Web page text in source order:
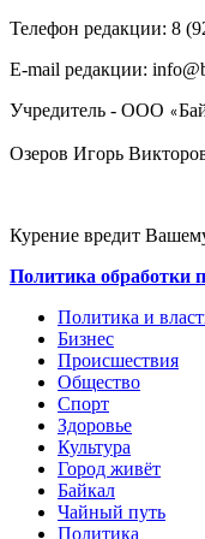
Телефон редакции: ‎‎8
E-mail редакции:
Учредитель - ООО «
Озеров Игорь
Курение вредит
Политика обработки
Политика и
Бизнес
Происшествия
Общество
Cпорт
Здоровье
Культура
Город живёт
Байкал
Чайный путь
Политика